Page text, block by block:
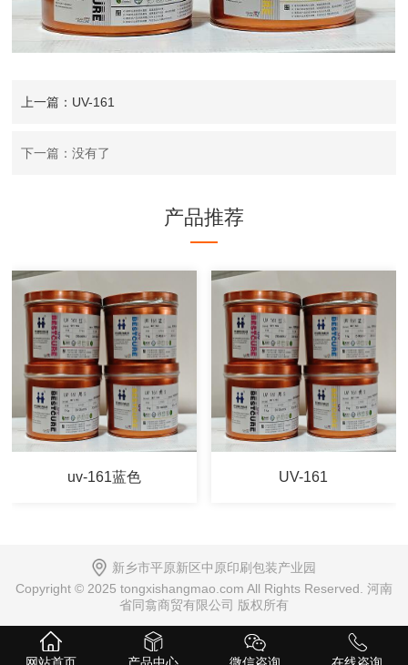
上一篇：UV-161
下一篇：没有了
产品推荐
uv-161蓝色 UV-161
新乡市平原新区中原印刷包装产业园
Copyright © 2025 tongxishangmao.com All Rights Reserved. 河南
省同翕商贸有限公司 版权所有